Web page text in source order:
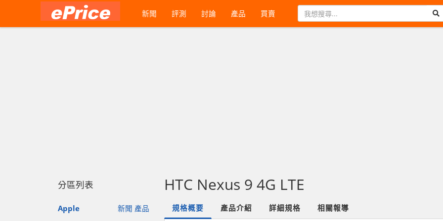
新聞 評測 討論 產品 買賣
分區列表
Apple 新聞 產品
HTC Nexus 9 4G LTE
規格概要 產品介紹 詳細規格 相關報導